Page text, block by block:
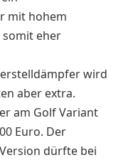
mit hohem
eher
wird
aber extra.
am Golf Variant
Euro. Der
dürfte bei